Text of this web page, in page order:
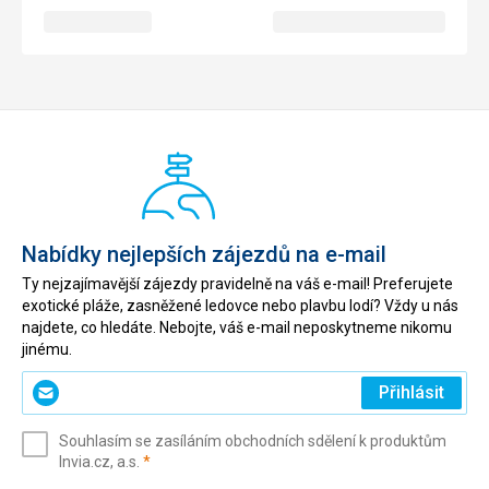
Nabídky nejlepších zájezdů na e-mail
Ty nejzajímavější zájezdy pravidelně na váš e-mail! Preferujete
exotické pláže, zasněžené ledovce nebo plavbu lodí? Vždy u nás
najdete, co hledáte. Nebojte, váš e-mail neposkytneme nikomu
jinému.
Zadejte
svůj
(povinné)
Přihlásit
Souhlasím se zasíláním obchodních sdělení k produktům
Invia.cz, a.s. *(povinné)